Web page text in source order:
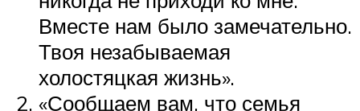
Вместе нам было замечательно.
Твоя незабываемая
холостяцкая жизнь».
«Сообщаем вам, что семья